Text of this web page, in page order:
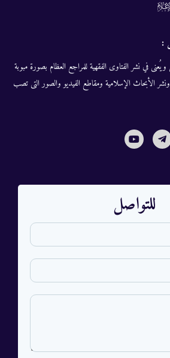
:
في نشر الفتاوى الفقهية للمراجع العظام بصورة مبوبة
ونشر الأبحاث الإسلامية ومقاطع الفيديو والصور التى تصب
للتواصل